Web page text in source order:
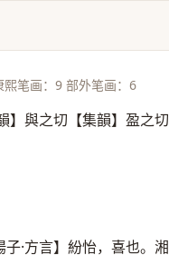
熙笔画：9 部外笔画：6
】與之切【集韻】盈之切
·方言】紛怡，喜也。